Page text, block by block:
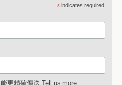
* indicates required
更精確傳送 Tell us more